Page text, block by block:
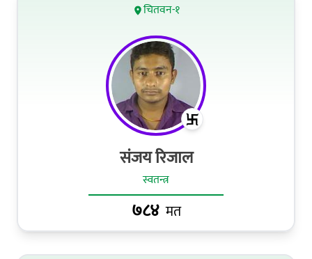
चितवन-१
संजय रिजाल
स्वतन्त्र
७८४ मत